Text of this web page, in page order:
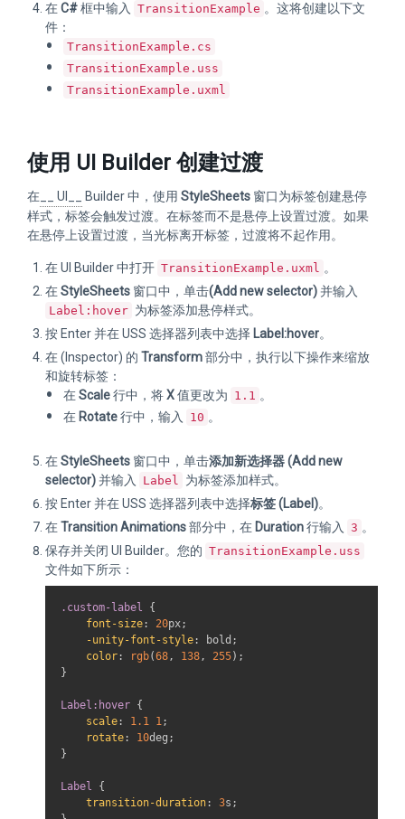
在C#框中输入 TransitionExample 。这将创建以下文
件：
TransitionExample.cs
TransitionExample.uss
TransitionExample.uxml
使用 UI Builder 创建过渡
在 __ UI__ Builder 中，使用 StyleSheets 窗口为标签创建悬停
样式，标签会触发过渡。在标签而不是悬停上设置过渡。如果
在悬停上设置过渡，当光标离开标签，过渡将不起作用。
在 UI Builder 中打开 TransitionExample.uxml 。
在StyleSheets 窗口中，单击(Add new selector) 并输入
Label:hover 为标签添加悬停样式。
按 Enter 并在 USS 选择器列表中选择 Label:hover。
在 (Inspector) 的 Transform部分中，执行以下操作来缩放
和旋转标签：
在Scale行中，将X值更改为 1.1 。
在 Rotate行中，输入 10 。
在StyleSheets 窗口中，单击添加新选择器 (Add new
selector) 并输入 Label 为标签添加样式。
按 Enter 并在 USS 选择器列表中选择标签 (Label)。
在Transition Animations部分中，在 Duration行输入 3 。
保存并关闭 UI Builder。您的 TransitionExample.uss
文件如下所示：
.custom-label
{
font-size : 20px ;
-unity-font-style : bold ;
color : rgb(68 , 138 , 255) ;
}
Label :hover {
scale : 1.1 1 ;
rotate : 10deg ;
}
Label
{
transition-duration : 3s ;